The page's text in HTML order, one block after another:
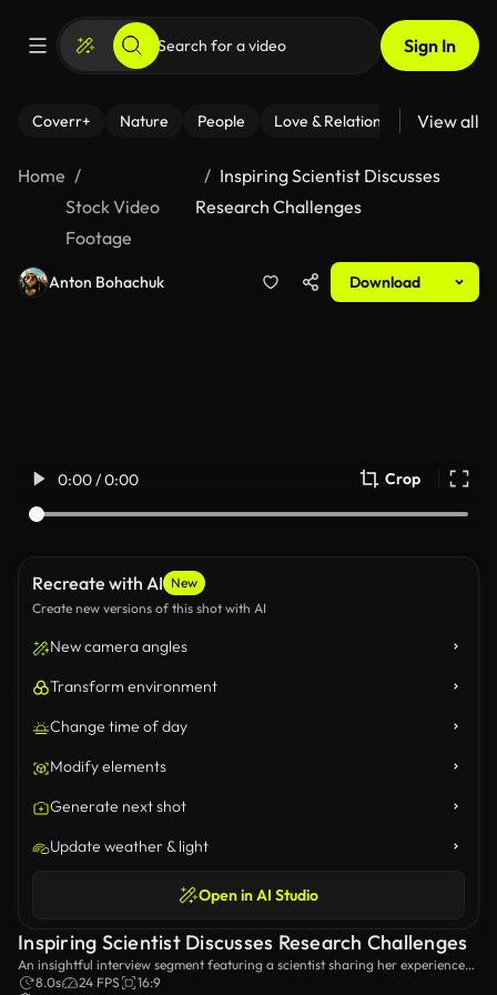
Sign In
Coverr+ Nature People Love & Relationships Fitness
View all
Home
Stock Video
Footage
Inspiring Scientist Discusses
Research Challenges
Anton Bohachuk Download
0:00 / 0:00 Crop
Recreate with AI New
Create new versions of this shot with AI
New camera angles
Transform environment
Change time of day
Modify elements
Generate next shot
Update weather & light
Open in AI Studio
Inspiring Scientist Discusses Research Challenges
An insightful interview segment featuring a scientist sharing her experiences
and challenges in the field of research, set against a lab backdrop filled with
8.0s 24 FPS
16:9